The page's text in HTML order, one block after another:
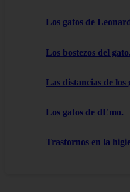
Los gatos de
Los bostezos del gato.
Las distancias de los
Los gatos de dEmo.
Trastornos en la